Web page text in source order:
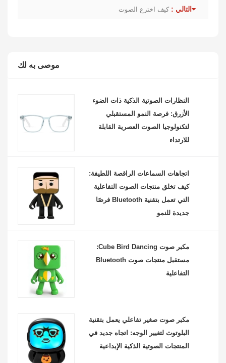
التالي : كيف اخترع الصوت
موصى به لك
النظارات الصوتية الذكية ذات الضوء
الأزرق: فرصة النمو المستقبلي
لتكنولوجيا الصوت العصرية القابلة
للارتداء
اتجاهات السماعات الراقصة اللطيفة:
كيف تخلق منتجات الصوت التفاعلية
التي تعمل بتقنية Bluetooth فرصًا
جديدة للنمو
مكبر صوت Cube Bird Dancing:
مستقبل منتجات صوت Bluetooth
التفاعلية
مكبر صوت صغير تفاعلي يعمل بتقنية
البلوتوث لتغيير الوجه: اتجاه جديد في
المنتجات الصوتية الذكية الإبداعية